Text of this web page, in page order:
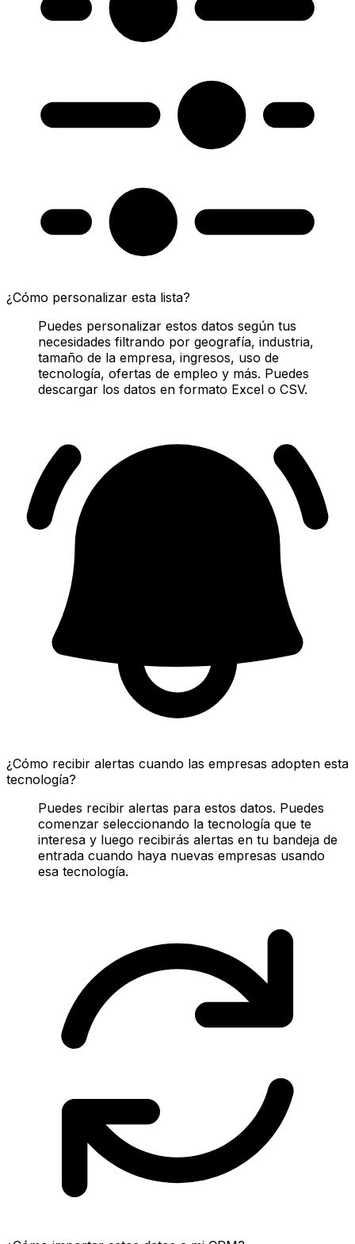
¿Cómo personalizar esta lista?
Puedes personalizar estos datos según tus
necesidades filtrando por geografía, industria,
tamaño de la empresa, ingresos, uso de
tecnología, ofertas de empleo y más. Puedes
descargar los datos en formato Excel o CSV.
¿Cómo recibir alertas cuando las empresas adopten esta
tecnología?
Puedes recibir alertas para estos datos. Puedes
comenzar seleccionando la tecnología que te
interesa y luego recibirás alertas en tu bandeja de
entrada cuando haya nuevas empresas usando
esa tecnología.